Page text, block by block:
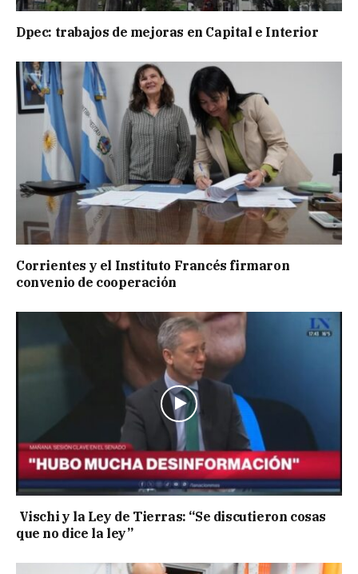
Dpec: trabajos de mejoras en Capital e Interior
Corrientes y el Instituto Francés firmaron
convenio de cooperación
Vischi y la Ley de Tierras: “Se discutieron cosas
que no dice la ley”